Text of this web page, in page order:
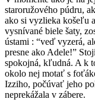
staroružového púdru,
ako si vyzlieka košeľu
vysnívané biele šaty,
ústami : “veď vyzerá,
presne ako Adele!”
spokojná, kľudná. A k
okolo nej motať s
Izziho, počúvať jeho
neprekážala v zábere.